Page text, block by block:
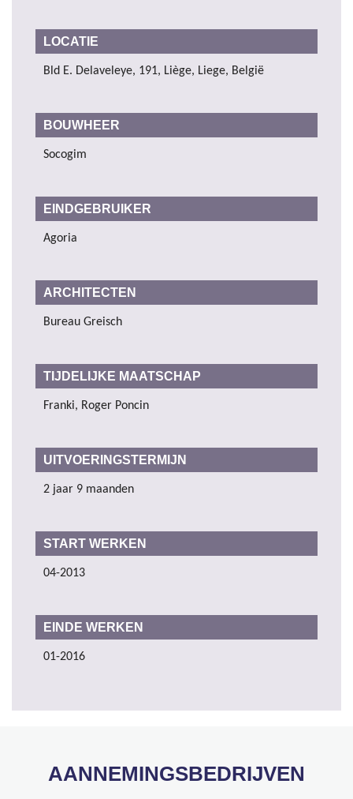
LOCATIE
Bld E. Delaveleye, 191, Liège, Liege, België
BOUWHEER
Socogim
EINDGEBRUIKER
Agoria
ARCHITECTEN
Bureau Greisch
TIJDELIJKE MAATSCHAP
Franki, Roger Poncin
UITVOERINGSTERMIJN
2 jaar 9 maanden
START WERKEN
04-2013
EINDE WERKEN
01-2016
AANNEMINGSBEDRIJVEN